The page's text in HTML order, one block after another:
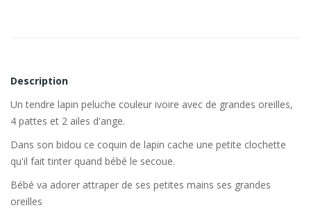
Description
Un tendre lapin peluche couleur ivoire avec de grandes oreilles,
4 pattes et 2 ailes d'ange.
Dans son bidou ce coquin de lapin cache une petite clochette
qu'il fait tinter quand bébé le secoue.
Bébé va adorer attraper de ses petites mains ses grandes
oreilles